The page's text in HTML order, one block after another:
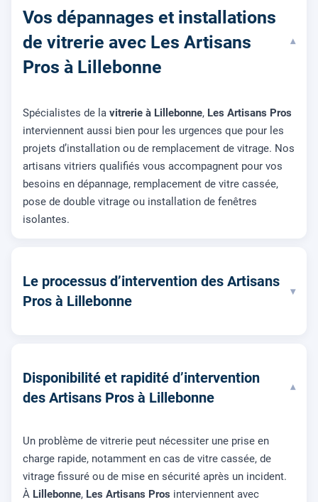
Vos dépannages et installations
de vitrerie avec Les Artisans
Pros à Lillebonne
▾
Spécialistes de la vitrerie à Lillebonne, Les Artisans Pros
interviennent aussi bien pour les urgences que pour les
projets d’installation ou de remplacement de vitrage. Nos
artisans vitriers qualifiés vous accompagnent pour vos
besoins en dépannage, remplacement de vitre cassée,
pose de double vitrage ou installation de fenêtres
isolantes.
Le processus d’intervention des Artisans
Pros à Lillebonne
▾
Disponibilité et rapidité d’intervention
des Artisans Pros à Lillebonne
▾
Un problème de vitrerie peut nécessiter une prise en
charge rapide, notamment en cas de vitre cassée, de
vitrage fissuré ou de mise en sécurité après un incident.
À Lillebonne, Les Artisans Pros interviennent avec